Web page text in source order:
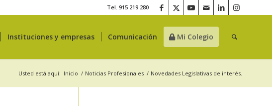
Tel. 915 219 280
Instituciones y empresas Comunicación Mi Colegio
Usted está aquí: Inicio / Noticias Profesionales / Novedades Legislativas de interés.